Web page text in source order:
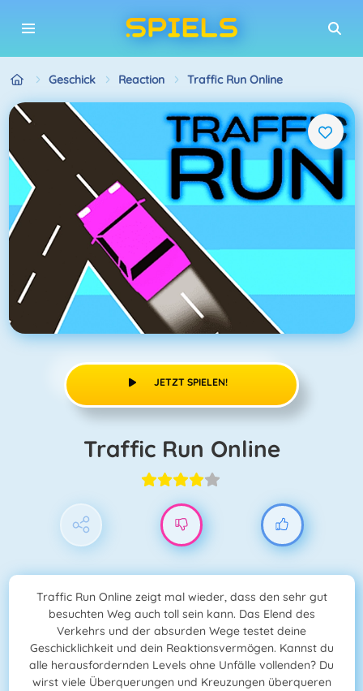
Geschick Reaction Traffic Run Online
JETZT SPIELEN!
Traffic Run Online
Traffic Run Online zeigt mal wieder, dass den sehr gut
besuchten Weg auch toll sein kann. Das Elend des
Verkehrs und der absurden Wege testet deine
Geschicklichkeit und dein Reaktionsvermögen. Kannst du
alle herausfordernden Levels ohne Unfälle vollenden? Du
wirst viele Überquerungen und Kreuzungen überqueren